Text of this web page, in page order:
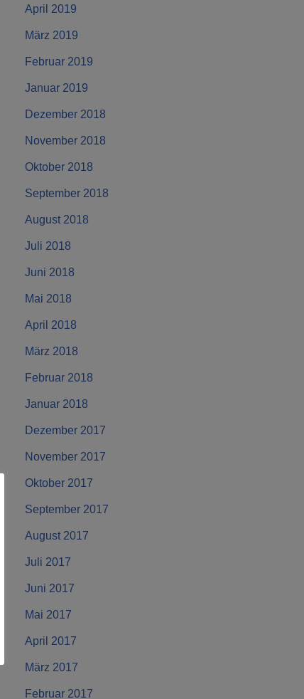
April 2019
März 2019
Februar 2019
Januar 2019
Dezember 2018
November 2018
Oktober 2018
September 2018
August 2018
Juli 2018
Juni 2018
Mai 2018
April 2018
März 2018
Februar 2018
Januar 2018
Dezember 2017
November 2017
Oktober 2017
September 2017
August 2017
Juli 2017
Juni 2017
Mai 2017
April 2017
März 2017
Februar 2017